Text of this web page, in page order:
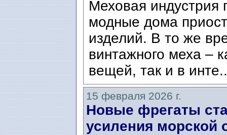
Меховая индустрия
модные дома
изделий. В то же
винтажного меха –
вещей, так и в
15 февраля 2026 г.
Новые фрегаты
усиления морской